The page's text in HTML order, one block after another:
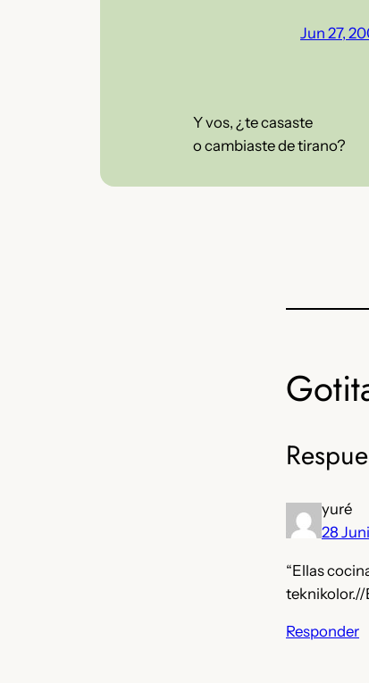
Jun 27,
Y vos, ¿te casaste
o cambiaste de tirano?
yuré
28
“Ellas
teknikolor.//
Responder